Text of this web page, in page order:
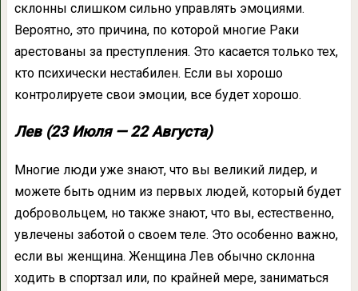
склонны слишком сильно управлять эмоциями.
Вероятно, это причина, по которой многие Раки
арестованы за преступления. Это касается только тех,
кто психически нестабилен. Если вы хорошо
контролируете свои эмоции, все будет хорошо.
Лев (23 Июля — 22 Августа)
Многие люди уже знают, что вы великий лидер, и
можете быть одним из первых людей, который будет
добровольцем, но также знают, что вы, естественно,
увлечены заботой о своем теле. Это особенно важно,
если вы женщина. Женщина Лев обычно склонна
ходить в спортзал или, по крайней мере, заниматься